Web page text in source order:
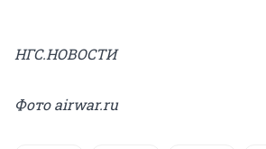
НГС.НОВОСТИ
Фото airwar.ru